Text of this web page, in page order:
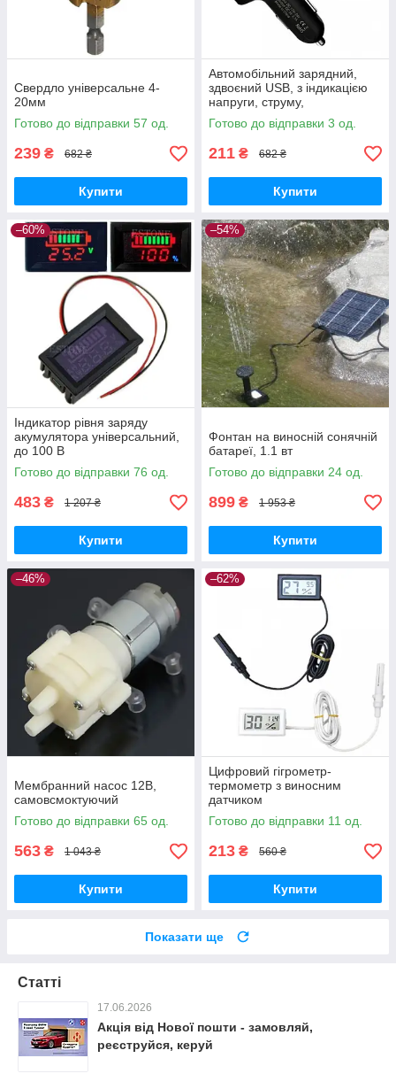
Свердло універсальне 4-
20мм
Готово до відправки 57 од.
239 ₴ 682 ₴
Купити
Автомобільний зарядний,
здвоєний USB, з індикацією
напруги, струму,
температури
Готово до відправки 3 од.
211 ₴ 682 ₴
Купити
–60%
Індикатор рівня заряду
акумулятора універсальний,
до 100 В
Готово до відправки 76 од.
483 ₴ 1 207 ₴
Купити
–54%
Фонтан на виносній сонячній
батареї, 1.1 вт
Готово до відправки 24 од.
899 ₴ 1 953 ₴
Купити
–46%
Мембранний насос 12В,
самовсмоктуючий
Готово до відправки 65 од.
563 ₴ 1 043 ₴
Купити
–62%
Цифровий гігрометр-
термометр з виносним
датчиком
Готово до відправки 11 од.
213 ₴ 560 ₴
Купити
Показати ще
Статті
17.06.2026
Акція від Нової пошти - замовляй,
реєструйся, керуй